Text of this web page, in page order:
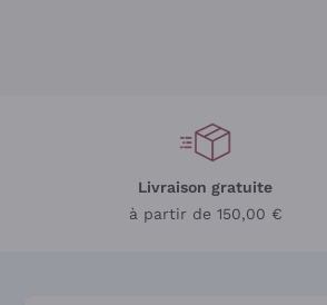
Livraison gratuite
à partir de 150,00 €